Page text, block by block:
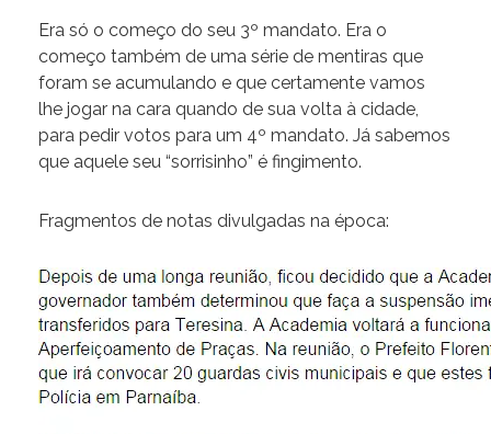
Era só o começo do seu 3º mandato. Era o
começo também de uma série de mentiras que
foram se acumulando e que certamente vamos
lhe jogar na cara quando de sua volta à cidade,
para pedir votos para um 4º mandato. Já sabemos
que aquele seu “sorrisinho” é fingimento.
Fragmentos de notas divulgadas na época: